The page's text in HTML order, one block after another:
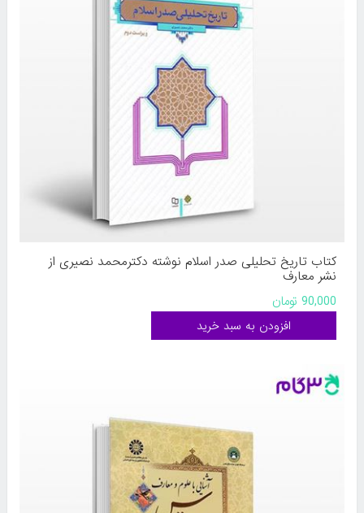
کتاب تاریخ تحلیلی صدر اسلام نوشته دکترمحمد نصیری از
نشر معارف
90,000 تومان